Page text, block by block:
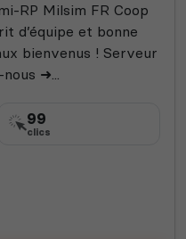
RP Milsim FR Coop
d’équipe et bonne
bienvenus ! Serveur
➜...
99
clics